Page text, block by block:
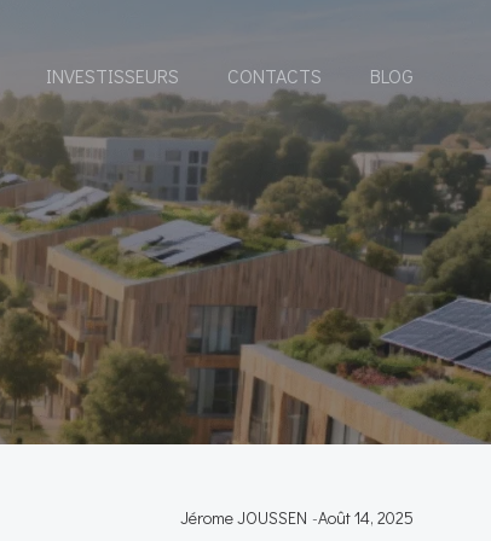
INVESTISSEURS CONTACTS BLOG
Jérome JOUSSEN -Août 14, 2025